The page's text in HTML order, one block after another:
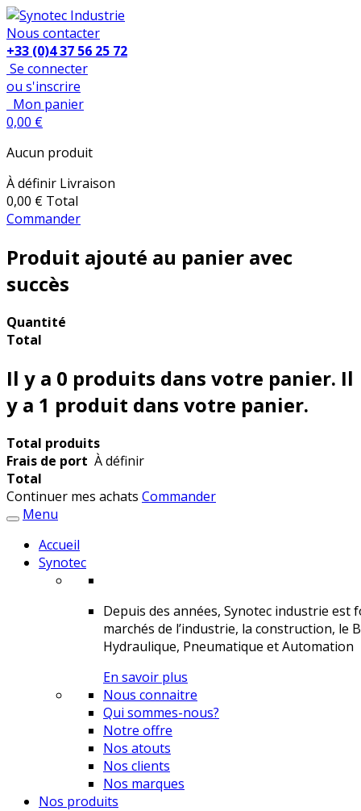
Nous contacter
+33 (0)4 37 56 25 72
Se connecter
ou s'inscrire
Mon panier
0,00 €
Aucun produit
À définir Livraison
0,00 € Total
Commander
Produit ajouté au panier avec
succès
Quantité
Total
Il y a 0 produits dans votre panier. Il
y a 1 produit dans votre panier.
Total produits
Frais de port À définir
Total
Continuer mes achats Commander
Menu
Accueil
Synotec
Depuis des années, Synotec industrie
marchés de l’industrie, la construction, le
Hydraulique, Pneumatique et Automation
En savoir plus
Nous connaitre
Qui sommes-nous?
Notre offre
Nos atouts
Nos clients
Nos marques
Nos produits